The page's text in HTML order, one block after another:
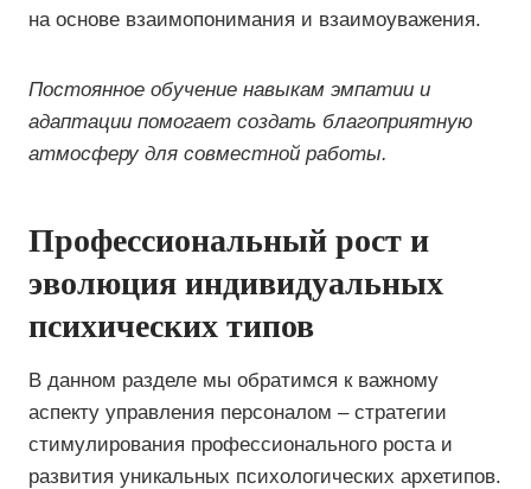
на основе взаимопонимания и взаимоуважения.
Постоянное обучение навыкам эмпатии и
адаптации помогает создать благоприятную
атмосферу для совместной работы.
Профессиональный рост и
эволюция индивидуальных
психических типов
В данном разделе мы обратимся к важному
аспекту управления персоналом – стратегии
стимулирования профессионального роста и
развития уникальных психологических архетипов.